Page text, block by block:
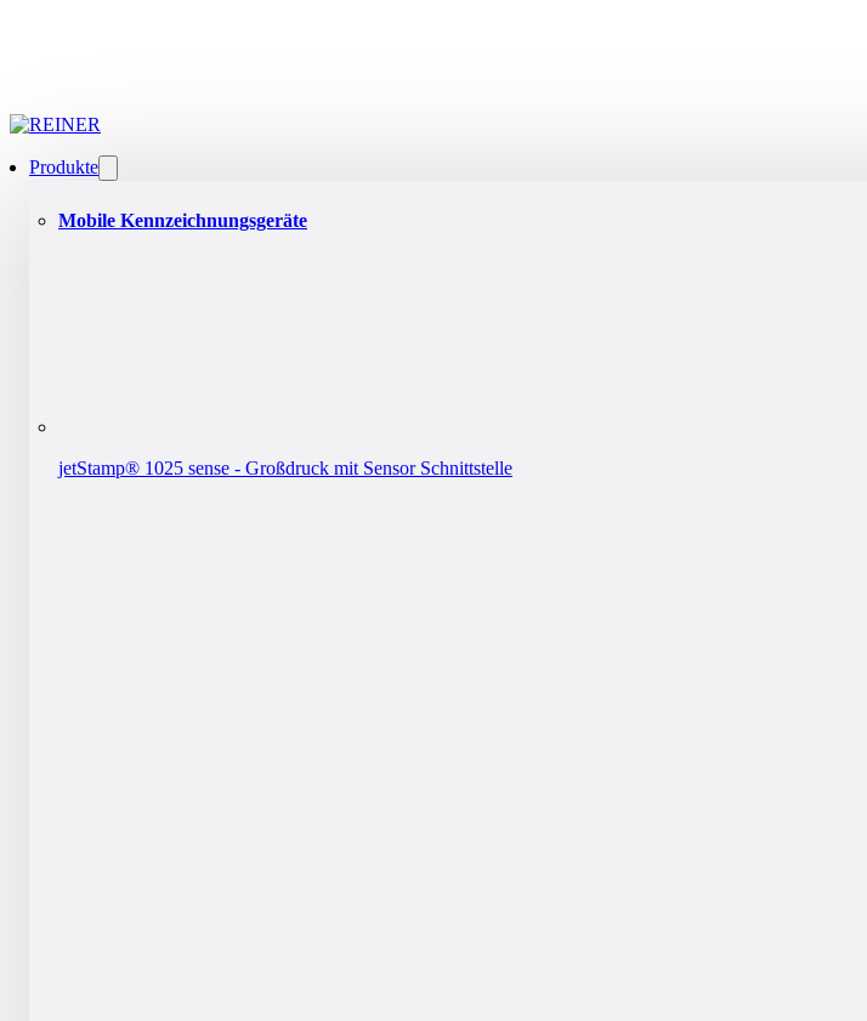
Produkte
Mobile Kennzeichnungsgeräte
jetStamp® 1025 sense - Großdruck mit Sensor Schnittstelle